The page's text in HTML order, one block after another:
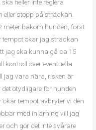
heller inte reglera
stopp på sträckan.
meter bakom hunden, först
tempot ökar jag sträckan
jag ska kunna gå ca 15
kontroll över eventuella
jag vara nära, risken är
otydligare för hunden
ökar tempot avbryter vi den
med inlärning vill jag
och gör det inte svårare